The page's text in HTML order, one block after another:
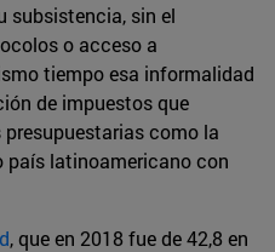
subsistencia, sin el
o acceso a
tiempo esa informalidad
de impuestos que
como la
país latinoamericano con
, que en 2018 fue de 42,8 en